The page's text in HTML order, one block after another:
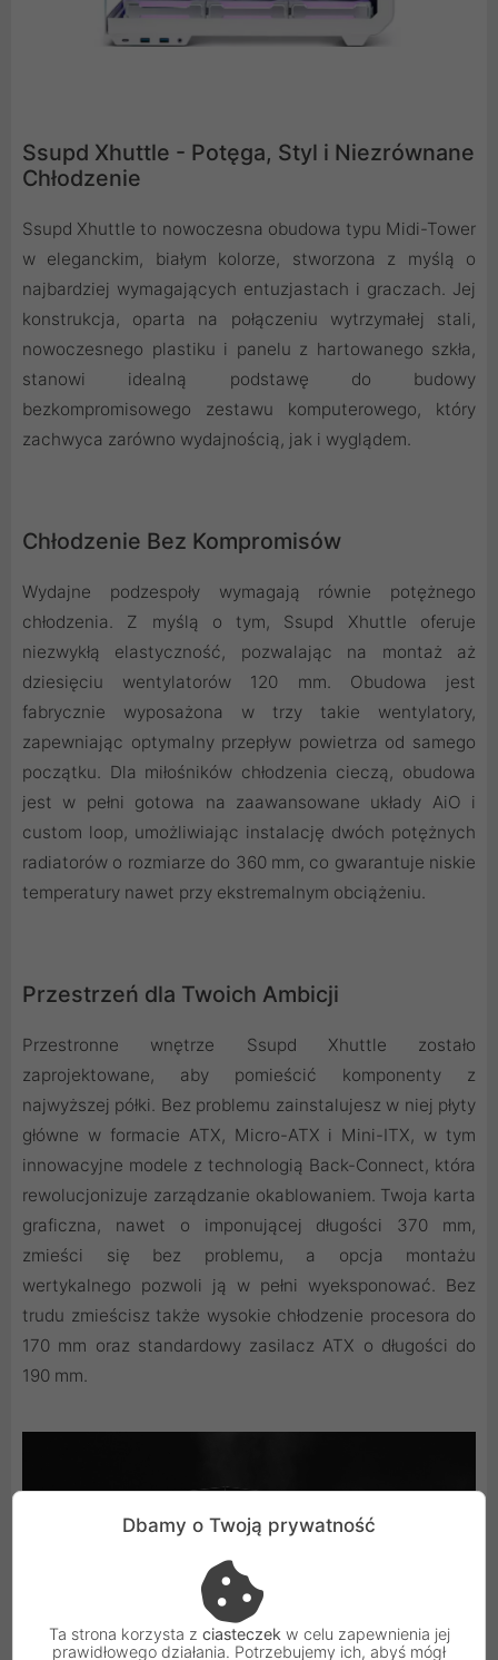
Ssupd Xhuttle - Potęga, Styl i Niezrównane
Chłodzenie
Ssupd Xhuttle to nowoczesna obudowa typu Midi-Tower
w eleganckim, białym kolorze, stworzona z myślą o
najbardziej wymagających entuzjastach i graczach. Jej
konstrukcja, oparta na połączeniu wytrzymałej stali,
nowoczesnego plastiku i panelu z hartowanego szkła,
stanowi idealną podstawę do budowy
bezkompromisowego zestawu komputerowego, który
zachwyca zarówno wydajnością, jak i wyglądem.
Chłodzenie Bez Kompromisów
Wydajne podzespoły wymagają równie potężnego
chłodzenia. Z myślą o tym, Ssupd Xhuttle oferuje
niezwykłą elastyczność, pozwalając na montaż aż
dziesięciu wentylatorów 120 mm. Obudowa jest
fabrycznie wyposażona w trzy takie wentylatory,
zapewniając optymalny przepływ powietrza od samego
początku. Dla miłośników chłodzenia cieczą, obudowa
jest w pełni gotowa na zaawansowane układy AiO i
custom loop, umożliwiając instalację dwóch potężnych
radiatorów o rozmiarze do 360 mm, co gwarantuje niskie
temperatury nawet przy ekstremalnym obciążeniu.
Przestrzeń dla Twoich Ambicji
Przestronne wnętrze Ssupd Xhuttle zostało
zaprojektowane, aby pomieścić komponenty z
najwyższej półki. Bez problemu zainstalujesz w niej płyty
główne w formacie ATX, Micro-ATX i Mini-ITX, w tym
innowacyjne modele z technologią Back-Connect, która
rewolucjonizuje zarządzanie okablowaniem. Twoja karta
graficzna, nawet o imponującej długości 370 mm,
zmieści się bez problemu, a opcja montażu
wertykalnego pozwoli ją w pełni wyeksponować. Bez
trudu zmieścisz także wysokie chłodzenie procesora do
170 mm oraz standardowy zasilacz ATX o długości do
190 mm.
Dbamy o Twoją prywatność
Ta strona korzysta z ciasteczek w celu zapewnienia jej
prawidłowego działania. Potrzebujemy ich, abyś mógł